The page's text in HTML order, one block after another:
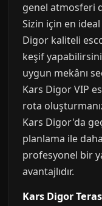
genel atmosferi
Sizin için en
Digor kaliteli
keşif
uygun mekânı
Kars Digor VIP
rota
Kars Digor'da
planlama ile
profesyonel bir
avantajlıdır.
Kars Digor